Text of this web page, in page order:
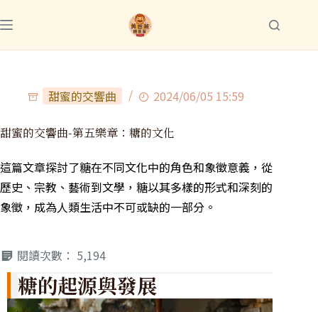
甜蜜的交響曲 2024/06/05 15:59
甜蜜的交響曲-第五樂章：糖的文化
這篇文章探討了糖在不同文化中的角色和象徵意義，從
歷史、宗教、藝術到文學，糖以其多樣的形式和深刻的
象徵，成為人類生活中不可或缺的一部分。
閱讀次數： 5,194
糖的起源與發展